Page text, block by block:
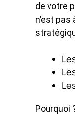
de votre
n’est
Pourquoi